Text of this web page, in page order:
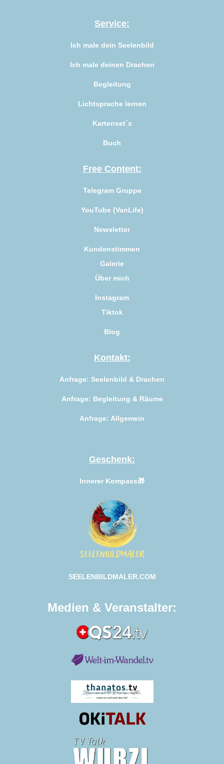
Service:
Ich male dein Seelenbild
Ich male deinen Drachen
Begleitung
Lichtsprache lernen
Kartenset´s
Buch
Free Content:
Telegram Gruppe
YouTube (VanLife)
Newsletter
Kundenstimmen
Galerie
Über mich
Instagram
Tiktok
Blog
Kontakt:
Anfrage: Seelenbild & Drachen
Anfrage: Begleitung & Räume
Anfrage: Allgemein
Geschenk:
Innerer Kompass🎁
SEELENBILDMALER.COM
Medien & Veranstalter: